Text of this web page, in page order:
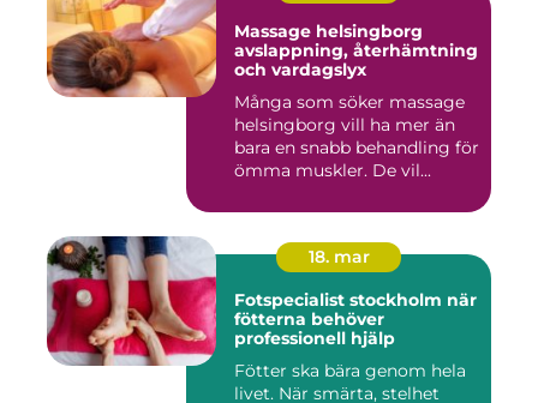
Massage helsingborg
avslappning, återhämtning
och vardagslyx
Många som söker massage
helsingborg vill ha mer än
bara en snabb behandling för
ömma muskler. De vil...
18. mar
Fotspecialist stockholm när
fötterna behöver
professionell hjälp
Fötter ska bära genom hela
livet. När smärta, stelhet